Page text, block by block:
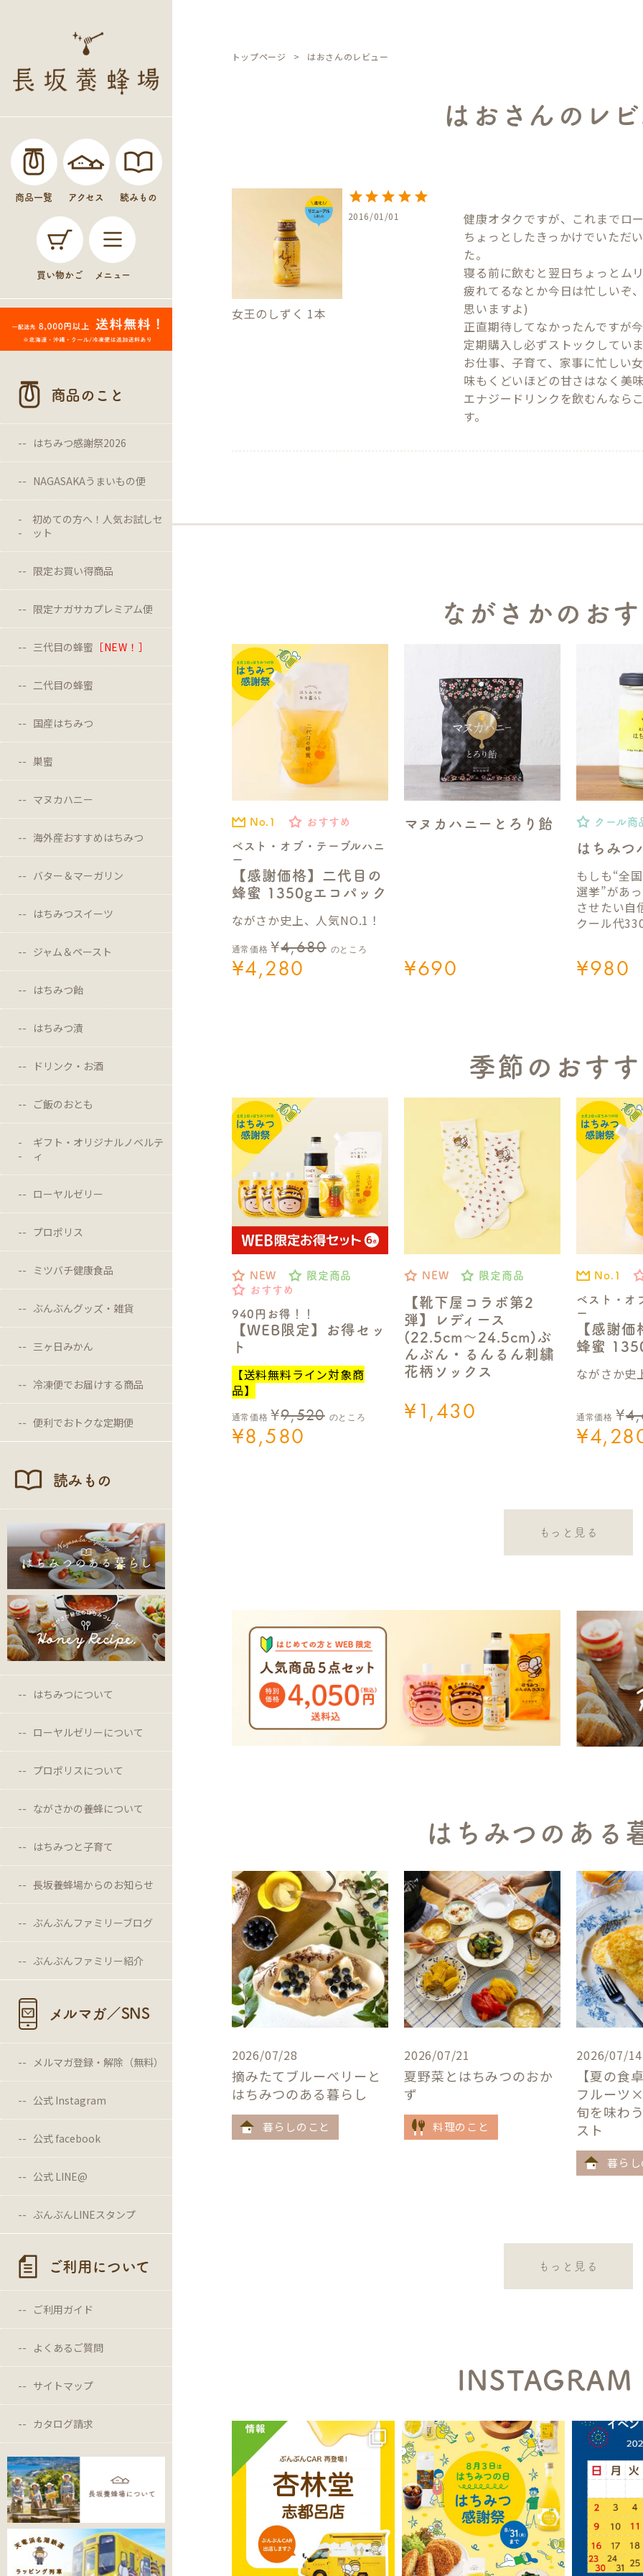
商品一覧 アクセス 読みもの
買い物かご メニュー
商品のこと
はちみつ感謝祭2026
NAGASAKAうまいもの便
初めての方へ！人気お試しセ
ット
限定お買い得商品
限定ナガサカプレミアム便
三代目の蜂蜜 ［NEW！］
二代目の蜂蜜
国産はちみつ
巣蜜
マヌカハニー
海外産おすすめはちみつ
バター＆マーガリン
はちみつスイーツ
ジャム＆ペースト
はちみつ飴
はちみつ漬
ドリンク・お酒
ご飯のおとも
ギフト・オリジナルノベルテ
ィ
ローヤルゼリー
プロポリス
ミツバチ健康食品
ぶんぶんグッズ・雑貨
三ヶ日みかん
冷凍便でお届けする商品
便利でおトクな定期便
読みもの
はちみつについて
ローヤルゼリーについて
プロポリスについて
ながさかの養蜂について
はちみつと子育て
長坂養蜂場からのお知らせ
ぶんぶんファミリーブログ
ぶんぶんファミリー紹介
メルマガ／SNS
メルマガ登録・解除（無料）
公式 Instagram
公式 facebook
公式 LINE@
ぶんぶんLINEスタンプ
ご利用について
ご利用ガイド
よくあるご質問
サイトマップ
カタログ請求
トップページ はおさんのレビュー
はおさんのレ
女王のしずく 1本
2016/01/01
健康オタクですが、これまでロ
ちょっとしたきっかけでいただ
た。
寝る前に飲むと翌日ちょっと
疲れてるなとか今日は忙しいぞ
思いますよ)
正直期待してなかったんですが
定期購入し必ずストックしてい
お仕事、子育て、家事に忙し
味もくどいほどの甘さはなく美
エナジードリンクを飲むんなら
す。
ながさかのお
No.1 おすすめ
ベスト・オブ・テーブルハニ
ー
【感謝価格】二代目の
蜂蜜 1350gエコパック
ながさか史上、人気NO.1！
通常価格 ¥4,680 のところ
¥4,280
マヌカハニーとろり飴
¥690
クール商
はちみつ
もしも“全
選挙”があ
させたい自
クール代
¥980
季節のおす
NEW
限定商品
おすすめ
940円お得！！
【WEB限定】お得セッ
ト
【送料無料ライン対象商
品】
通常価格 ¥9,520 のところ
¥8,580
NEW 限定商品
【靴下屋コラボ第2
弾】レディース
(22.5cm～24.5cm)ぶ
んぶん・るんるん刺繍
花柄ソックス
¥1,430
No.1
ベスト・オ
ー
【感謝
蜂蜜
ながさか史
通常価格 ¥
¥
もっと見る
はちみつのある
2026/07/28
摘みたてブルーベリーと
はちみつのある暮らし
暮らしのこと
2026/07/21
夏野菜とはちみつのおか
ず
料理のこと
2026/07/14
【夏の食
フルーツ
旬を味わ
スト
暮ら
もっと見る
INSTAGRAM